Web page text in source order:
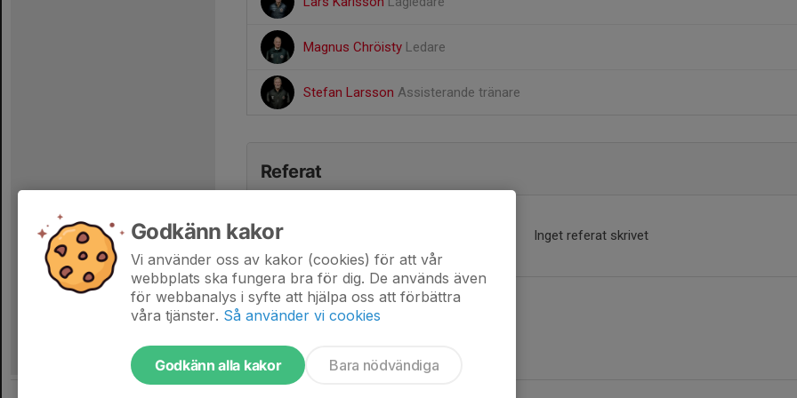
Magnus Chröisty Ledare
Stefan Larsson Assisterande tränare
Referat
Inget referat skrivet
Godkänn kakor
Vi använder oss av kakor (cookies) för att vår
webbplats ska fungera bra för dig. De används även
för webbanalys i syfte att hjälpa oss att förbättra
våra tjänster. Så använder vi cookies
Godkänn alla kakor Bara nödvändiga